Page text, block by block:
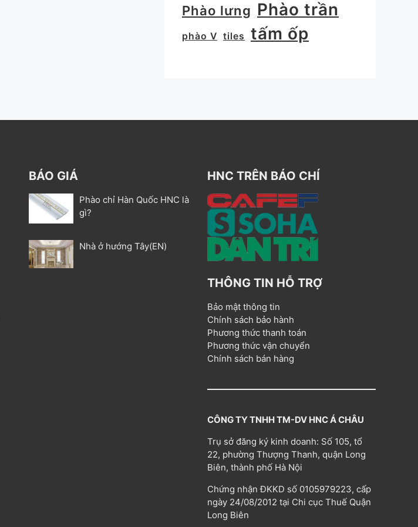
Phào lưng Phào trần
phào V tiles tấm ốp
BÁO GIÁ
Phào chỉ Hàn Quốc HNC là
gì?
Nhà ở hướng Tây(EN)
HNC TRÊN BÁO CHÍ
THÔNG TIN HỖ TRỢ
Bảo mật thông tin
Chính sách bảo hành
Phương thức thanh toán
Phương thức vận chuyển
Chính sách bán hàng
CÔNG TY TNHH TM-DV HNC Á CHÂU
Trụ sở đăng ký kinh doanh: Số 105, tổ
22, phường Thượng Thanh, quận Long
Biên, thành phố Hà Nội
Chứng nhận ĐKKD số 0105979223, cấp
ngày 24/08/2012 tại Chi cục Thuế Quận
Long Biên